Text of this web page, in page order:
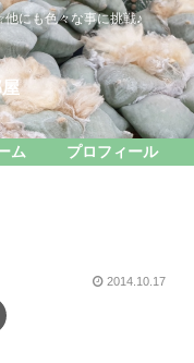
にも色々な事に挑戦♪
ム プロフィール
2014.10.17